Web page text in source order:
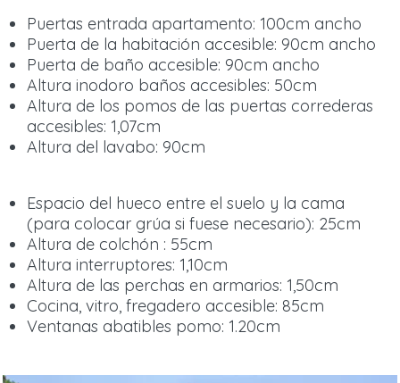
Puertas entrada apartamento: 100cm ancho
Puerta de la habitación accesible: 90cm ancho
Puerta de baño accesible: 90cm ancho
Altura inodoro baños accesibles: 50cm
Altura de los pomos de las puertas correderas
accesibles: 1,07cm
Altura del lavabo: 90cm
Espacio del hueco entre el suelo y la cama
(para colocar grúa si fuese necesario): 25cm
Altura de colchón : 55cm
Altura interruptores: 1,10cm
Altura de las perchas en armarios: 1,50cm
Cocina, vitro, fregadero accesible: 85cm
Ventanas abatibles pomo: 1.20cm